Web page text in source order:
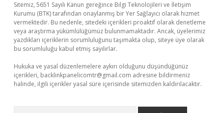
Sitemiz, 5651 Sayılı Kanun gereğince Bilgi Teknolojileri ve İletişim
Kurumu (BTK) tarafından onaylanmış bir Yer Sağlayıcı olarak hizmet
vermektedir. Bu nedenle, sitedeki içerikleri proaktif olarak denetleme
veya araştırma yükümlülüğümüz bulunmamaktadır. Ancak, üyelerimiz
yazdıkları içeriklerin sorumluluğunu taşımakta olup, siteye üye olarak
bu sorumluluğu kabul etmiş sayılırlar.
Hukuka ve yasal düzenlemelere aykırı olduğunu düşündüğünüz
içerikleri, backlinkpanelicomtr@gmail.com adresine bildirmeniz
halinde, ilgili içerikler yasal süre içerisinde sitemizden kaldırılacaktır.